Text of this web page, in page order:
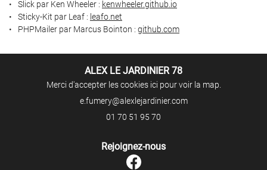
Slick par Ken Wheeler : kenwheeler.github.io
Sticky-Kit par Leaf : leafo.net
PHPMailer par Marcus Bointon : github.com
ALEX LE JARDINIER 78
Merci d'accepter les cookies ici pour voir la map.
01 70 51 95 70
Rejoignez-nous